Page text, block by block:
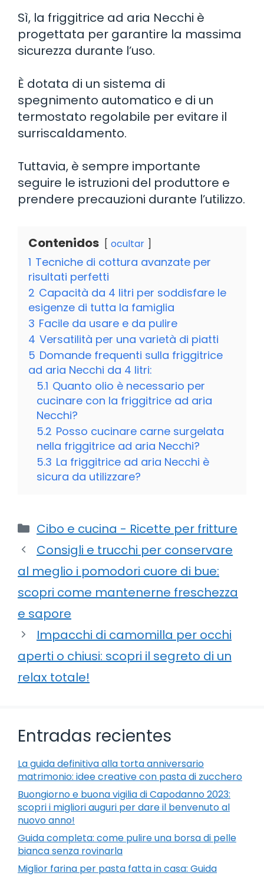
Sì, la friggitrice ad aria Necchi è
progettata per garantire la massima
sicurezza durante l’uso.
È dotata di un sistema di
spegnimento automatico e di un
termostato regolabile per evitare il
surriscaldamento.
Tuttavia, è sempre importante
seguire le istruzioni del produttore e
prendere precauzioni durante l’utilizzo.
Contenidos ocultar
1 Tecniche di cottura avanzate per
risultati perfetti
2 Capacità da 4 litri per soddisfare le
esigenze di tutta la famiglia
3 Facile da usare e da pulire
4 Versatilità per una varietà di piatti
5 Domande frequenti sulla friggitrice
ad aria Necchi da 4 litri:
5.1 Quanto olio è necessario per
cucinare con la friggitrice ad aria
Necchi?
5.2 Posso cucinare carne surgelata
nella friggitrice ad aria Necchi?
5.3 La friggitrice ad aria Necchi è
sicura da utilizzare?
Categorie
Cibo e cucina - Ricette per fritture
Consigli e trucchi per conservare
al meglio i pomodori cuore di bue:
scopri come mantenerne freschezza
e sapore
Impacchi di camomilla per occhi
aperti o chiusi: scopri il segreto di un
relax totale!
Entradas recientes
La guida definitiva alla torta anniversario
matrimonio: idee creative con pasta di zucchero
Buongiorno e buona vigilia di Capodanno 2023:
scopri i migliori auguri per dare il benvenuto al
nuovo anno!
Guida completa: come pulire una borsa di pelle
bianca senza rovinarla
Miglior farina per pasta fatta in casa: Guida